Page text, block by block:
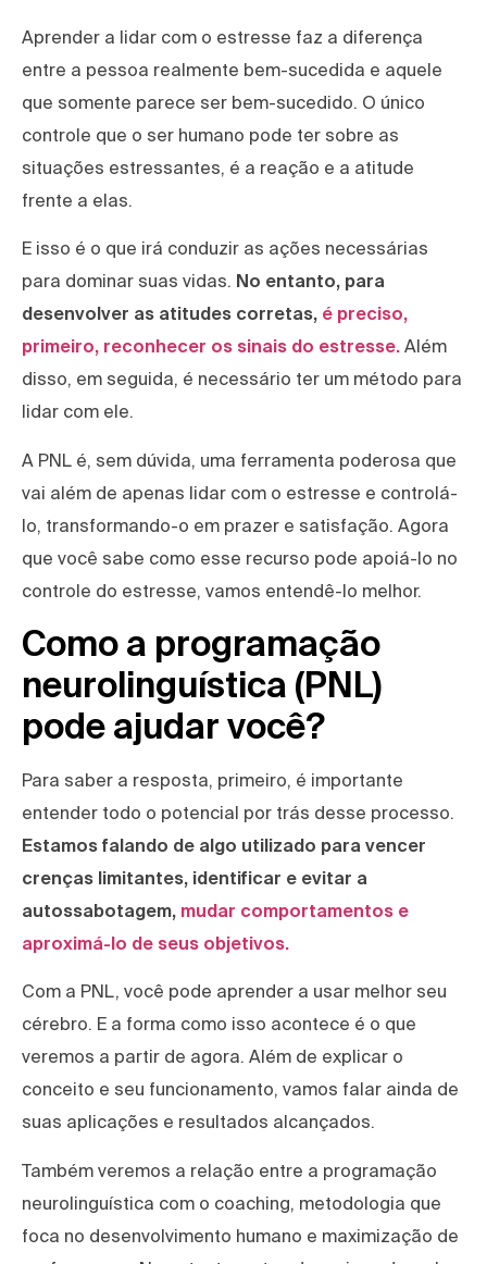
Aprender a lidar com o estresse faz a diferença
entre a pessoa realmente bem-sucedida e aquele
que somente parece ser bem-sucedido. O único
controle que o ser humano pode ter sobre as
situações estressantes, é a reação e a atitude
frente a elas.
E isso é o que irá conduzir as ações necessárias
para dominar suas vidas. No entanto, para
desenvolver as atitudes corretas, é preciso,
primeiro, reconhecer os sinais do estresse. Além
disso, em seguida, é necessário ter um método para
lidar com ele.
A PNL é, sem dúvida, uma ferramenta poderosa que
vai além de apenas lidar com o estresse e controlá-
lo, transformando-o em prazer e satisfação. Agora
que você sabe como esse recurso pode apoiá-lo no
controle do estresse, vamos entendê-lo melhor.
Como a programação
neurolinguística (PNL)
pode ajudar você?
Para saber a resposta, primeiro, é importante
entender todo o potencial por trás desse processo.
Estamos falando de algo utilizado para vencer
crenças limitantes, identificar e evitar a
autossabotagem, mudar comportamentos e
aproximá-lo de seus objetivos.
Com a PNL, você pode aprender a usar melhor seu
cérebro. E a forma como isso acontece é o que
veremos a partir de agora. Além de explicar o
conceito e seu funcionamento, vamos falar ainda de
suas aplicações e resultados alcançados.
Também veremos a relação entre a programação
neurolinguística com o coaching, metodologia que
foca no desenvolvimento humano e maximização de